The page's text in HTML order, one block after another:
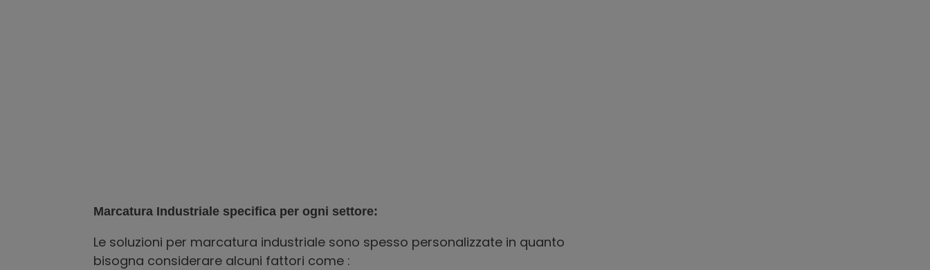
Marcatura Industriale specifica per ogni settore:
Le soluzioni per marcatura industriale sono spesso personalizzate in quanto
bisogna considerare alcuni fattori come :